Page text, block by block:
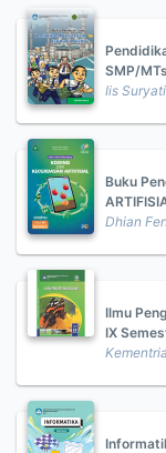
SMP/
Iis
Buku
Dhian
Ilmu
IX